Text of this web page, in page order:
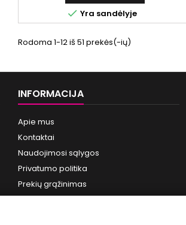
 Yra sandėlyje
Rodoma 1-12 iš 51 prekės(-ių)
INFORMACIJA
Apie mus
Kontaktai
Naudojimosi sąlygos
Privatumo politika
Prekių grąžinimas